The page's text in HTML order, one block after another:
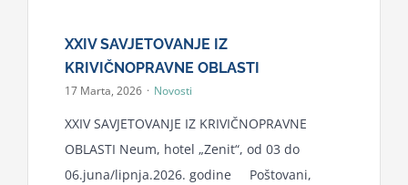
XXIV SAVJETOVANJE IZ
KRIVIČNOPRAVNE OBLASTI
17 Marta, 2026 · Novosti
XXIV SAVJETOVANJE IZ KRIVIČNOPRAVNE
OBLASTI Neum, hotel „Zenit“, od 03 do
06.juna/lipnja.2026. godine Poštovani,